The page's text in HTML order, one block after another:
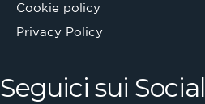
Cookie policy
Privacy Policy
Seguici sui Social